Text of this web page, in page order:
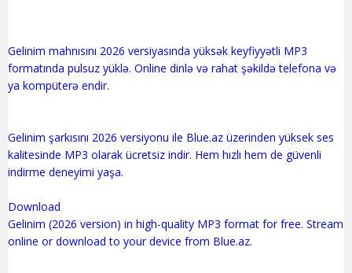
Gelinim mahnısını 2026 versiyasında yüksək keyfiyyətli MP3
formatında pulsuz yüklə. Online dinlə və rahat şəkildə telefona və
ya kompüterə endir.
Gelinim şarkısını 2026 versiyonu ile Blue.az üzerinden yüksek ses
kalitesinde MP3 olarak ücretsiz indir. Hem hızlı hem de güvenli
indirme deneyimi yaşa.
Download
Gelinim (2026 version) in high-quality MP3 format for free. Stream
online or download to your device from Blue.az.